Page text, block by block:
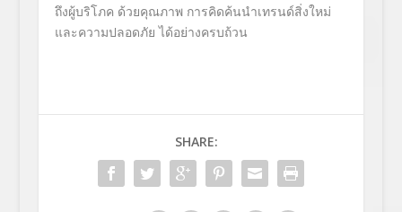
ถึงผู้บริโภค ด้วยคุณภาพ การคิดค้นนำเทรนด์สิ่งใหม่
และความปลอดภัย ได้อย่างครบถ้วน
SHARE: